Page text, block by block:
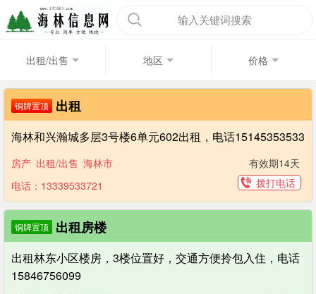
输入关键词搜索
出租/出售 地区 价格
铜牌置顶 出租
海林和兴瀚城多层3号楼6单元602出租，电话15145353533
房产 出租/出售 海林市
有效期14天
电话：13339533721
拨打电话
铜牌置顶 出租房楼
出租林东小区楼房，3楼位置好，交通方便拎包入住，电话
15846756099